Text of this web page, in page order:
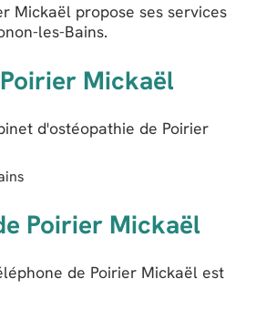
Mickaël propose ses services
les-Bains.
Mickaël
d'ostéopathie de Poirier
Poirier Mickaël
de Poirier Mickaël est